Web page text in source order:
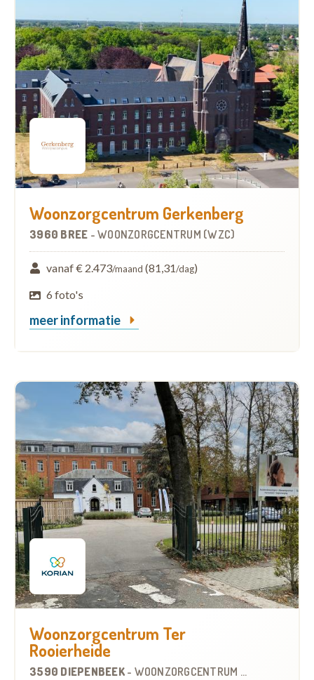
Woonzorgcentrum Gerkenberg
3960 BREE - WOONZORGCENTRUM (WZC)
vanaf € 2.473/maand (81,31/dag)
6 foto's
meer informatie
Woonzorgcentrum Ter
Rooierheide
3590 DIEPENBEEK- WOONZORGCENTRUM (WZC)